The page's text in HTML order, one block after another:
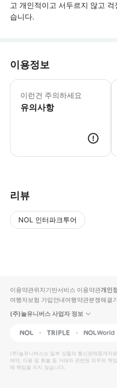
고 개인적이고 서두르지 않고
습니다.
이용정보
이런건 주의하세요
유의사항
리뷰
NOL 인터파크투어
입니
다.
높
은
순
동
영
상
순
상
이용약관위치기반서비스 이용약관개인
여행자보험 가입안내여행약관분쟁해결
(주)놀유니버스 사업자 정보
NOL Triple Interpark
(주)놀유니버스는 일부 상품의 통신판매중개자
예약, 이용 및 환불 등 거래와 관련된 의무와 책
체 책임을 지지 않습니다.